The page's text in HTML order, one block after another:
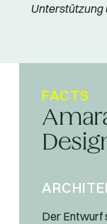
Unterstützung
FACTS
Der Entwurf